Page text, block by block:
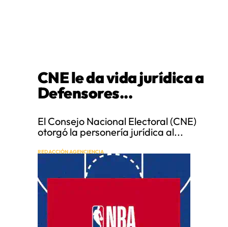
CNE le da vida jurídica a
Defensores...
El Consejo Nacional Electoral (CNE)
otorgó la personería jurídica al...
REDACCIÓN AGENCIENCIA